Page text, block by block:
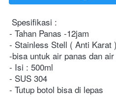
Spesifikasi :
- Tahan Panas -12jam
- Stainless Stell ( Anti Karat )
-bisa untuk air panas dan
- Isi : 500ml
- SUS 304
- Tutup botol bisa di lepas